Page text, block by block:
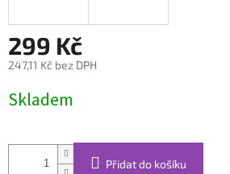
299 Kč
247,11 Kč bez DPH
cena:
Skladem
Přidat do košíku